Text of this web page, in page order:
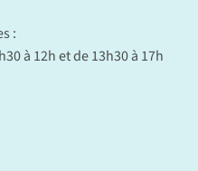
:
à 12h et de 13h30 à 17h